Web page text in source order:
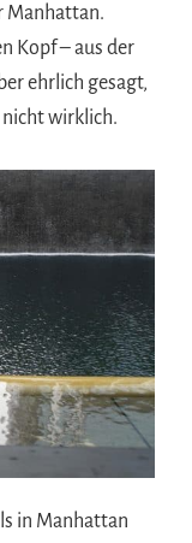
Manhattan.
Kopf – aus der
ehrlich gesagt,
nicht wirklich.
in Manhattan